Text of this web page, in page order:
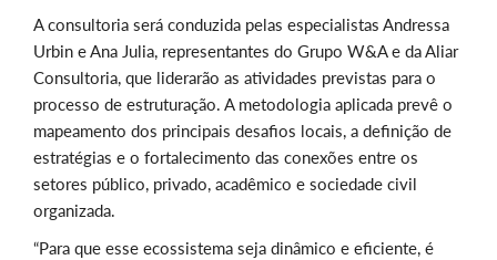
A consultoria será conduzida pelas especialistas Andressa
Urbin e Ana Julia, representantes do Grupo W&A e da Aliar
Consultoria, que liderarão as atividades previstas para o
processo de estruturação. A metodologia aplicada prevê o
mapeamento dos principais desafios locais, a definição de
estratégias e o fortalecimento das conexões entre os
setores público, privado, acadêmico e sociedade civil
organizada.
“Para que esse ecossistema seja dinâmico e eficiente, é